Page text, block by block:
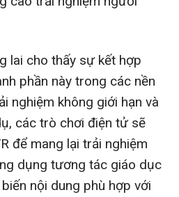
lai cho thấy sự kết hợp
phần này trong các nền
nghiệm không giới hạn và
các trò chơi điện tử sẽ
để mang lại trải nghiệm
dụng tương tác giáo dục
nội dung phù hợp với